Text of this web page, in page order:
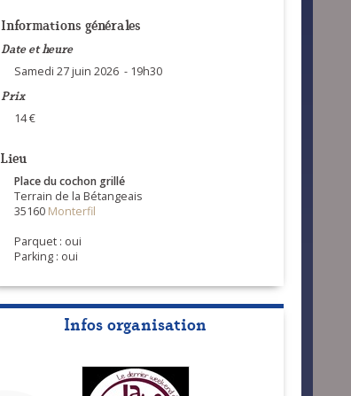
Informations générales
Date et heure
Samedi 27 juin 2026 - 19h30
Prix
14 €
Lieu
Place du cochon grillé
Terrain de la Bétangeais
35160 Monterfil
Parquet : oui
Parking : oui
Infos organisation